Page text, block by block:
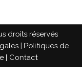
droits réservés
| Politiques de
| Contact